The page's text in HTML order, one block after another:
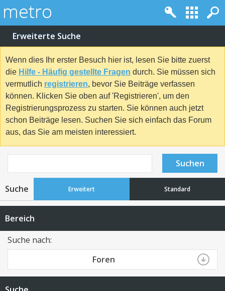
Erweiterte Suche
Wenn dies Ihr erster Besuch hier ist, lesen Sie bitte zuerst
die Hilfe - Häufig gestellte Fragen durch. Sie müssen sich
vermutlich registrieren, bevor Sie Beiträge verfassen
können. Klicken Sie oben auf 'Registrieren', um den
Registrierungsprozess zu starten. Sie können auch jetzt
schon Beiträge lesen. Suchen Sie sich einfach das Forum
aus, das Sie am meisten interessiert.
Suchen
Suche Erweitert Standard
Bereich
Suche nach:
Foren